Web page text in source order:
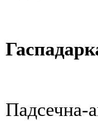
Падсечна-